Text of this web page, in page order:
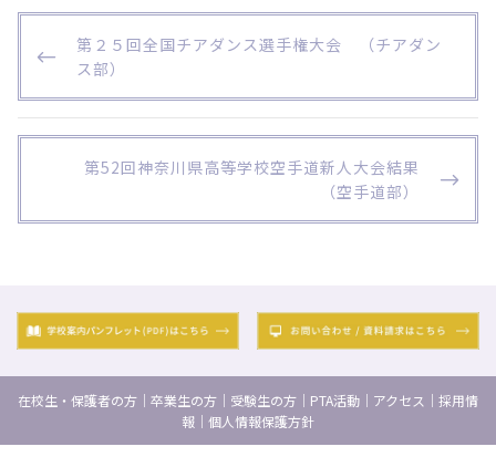
投
稿
ナ
ビ
シ
P
R
E
V
I
O
T
第２５回全国チアダンス選手権大会 （チアダン
ス部）
N
X
S
T
第52回神奈川県高等学校空手道新人大会結果
（空手道部）
在校生・保護者の方 ｜ 卒業生の方 ｜ 受験生の方 ｜ PTA活動 ｜ アクセス ｜ 採用情
報 ｜ 個人情報保護方針